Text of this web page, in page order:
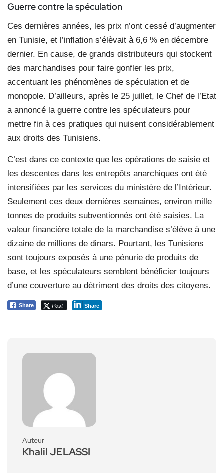
Guerre contre la spéculation
Ces dernières années, les prix n’ont cessé d’augmenter
en Tunisie, et l’inflation s’élèvait à 6,6 % en décembre
dernier. En cause, de grands distributeurs qui stockent
des marchandises pour faire gonfler les prix,
accentuant les phénomènes de spéculation et de
monopole. D’ailleurs, après le 25 juillet, le Chef de l’Etat
a annoncé la guerre contre les spéculateurs pour
mettre fin à ces pratiques qui nuisent considérablement
aux droits des Tunisiens.
C’est dans ce contexte que les opérations de saisie et
les descentes dans les entrepôts anarchiques ont été
intensifiées par les services du ministère de l’Intérieur.
Seulement ces deux dernières semaines, environ mille
tonnes de produits subventionnés ont été saisies. La
valeur financière totale de la marchandise s’élève à une
dizaine de millions de dinars. Pourtant, les Tunisiens
sont toujours exposés à une pénurie de produits de
base, et les spéculateurs semblent bénéficier toujours
d’une couverture au détriment des droits des citoyens.
Share Post Share
Auteur
Khalil JELASSI